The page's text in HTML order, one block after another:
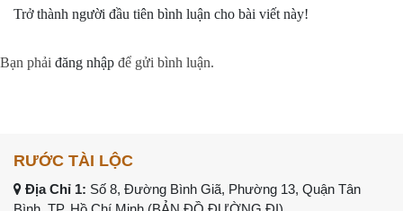
Trở thành người đầu tiên bình luận cho bài viết này!
Bạn phải đăng nhập để gửi bình luận.
RƯỚC TÀI LỘC
Địa Chỉ 1: Số 8, Đường Bình Giã, Phường 13, Quận Tân